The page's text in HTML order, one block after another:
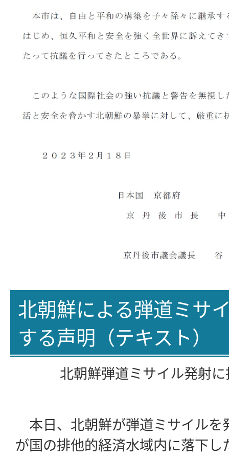
北朝鮮による弾道ミサ
する声明（テキスト）
北朝鮮弾道ミサイル発射
本日、北朝鮮が弾道ミサイルを
が国の排他的経済水域内に落下し